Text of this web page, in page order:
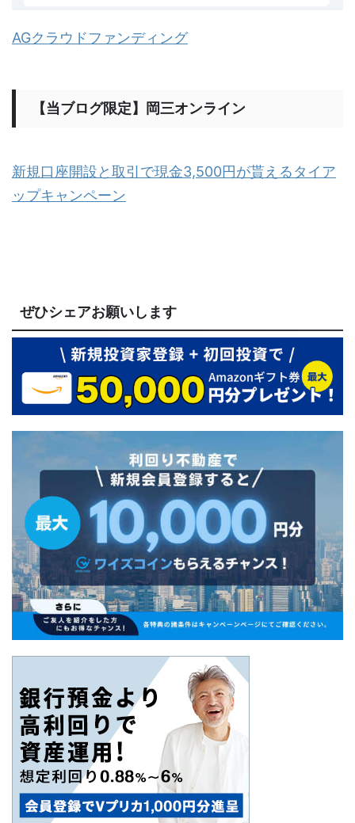
AGクラウドファンディング
【当ブログ限定】岡三オンライン
新規口座開設と取引で現金3,500円が貰えるタイア
ップキャンペーン
ぜひシェアお願いします